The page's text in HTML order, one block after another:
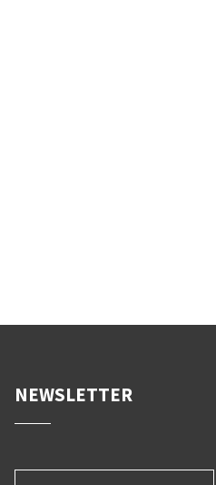
NEWSLETTER